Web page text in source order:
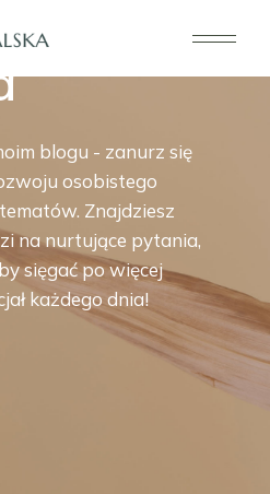
blogu - zanurz się
osobistego
Znajdziesz
na nurtujące pytania,
sięgać po więcej
każdego dnia!